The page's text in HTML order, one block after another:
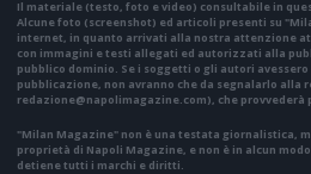
Il materiale (testo, foto e video) consultabile in
Alcune foto (screenshot) ed articoli presenti su
internet, in quanto arrivati alla nostra attenzione
con immagini e testi allegati ed autorizzati alla
pubblico dominio. Se i soggetti o gli autori
pubblicazione, non avranno che da segnalarlo alla
redazione@napolimagazine.com), che
"Milan Magazine" non è una testata giornalistica,
proprietà di Napoli Magazine, e non è in alcun
detiene tutti i marchi e diritti.